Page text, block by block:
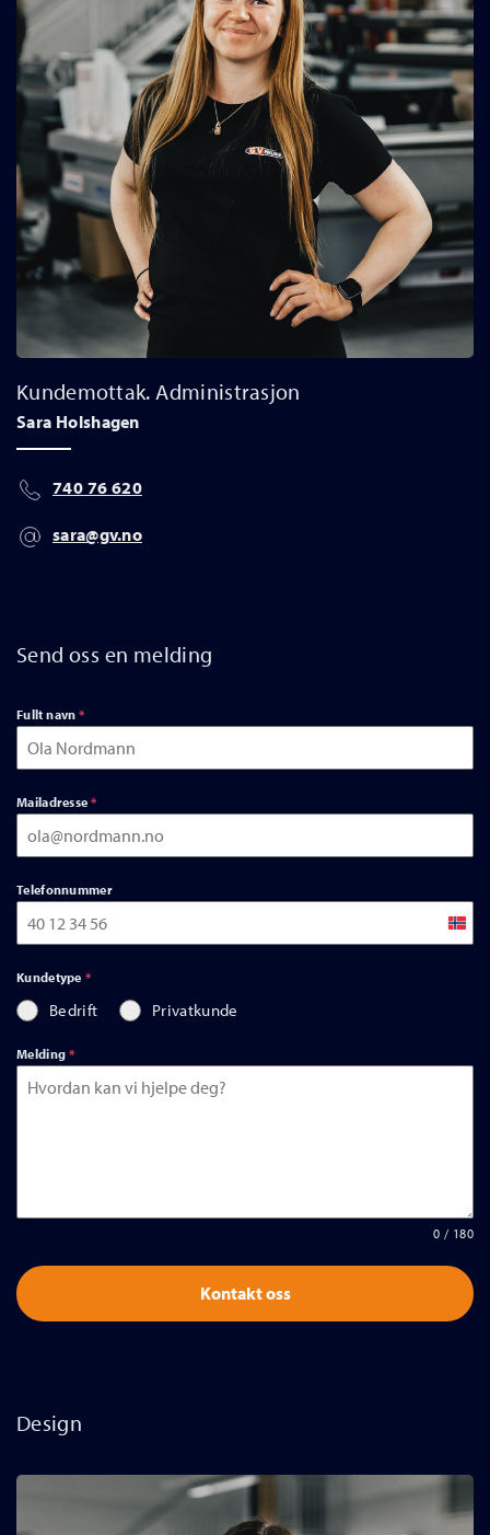
Kundemottak. Administrasjon
Sara Holshagen
740 76 620
sara@gv.no
Send oss en melding
Fullt navn*
Mailadresse*
Telefonnummer
Kundetype *
Bedrift Privatkunde
Melding *
0 / 180
Kontakt oss
Design